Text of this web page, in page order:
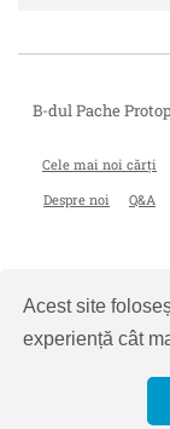
Acest site
experiență cât
B-dul Pache
Cele mai noi cărți
Despre noi
Q&A